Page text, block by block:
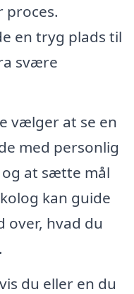
en tryg plads til
svære
vælger at se en
med personlig
at sætte mål
kan guide
over, hvad du
du eller en du